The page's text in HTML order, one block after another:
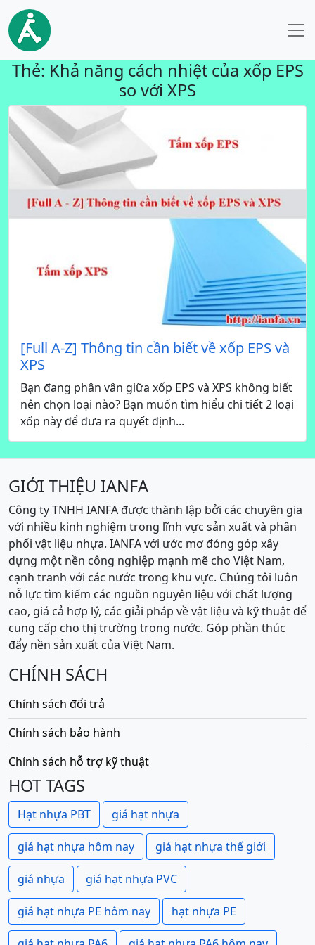
Thẻ: Khả năng cách nhiệt của xốp EPS
so với XPS
[Full A-Z] Thông tin cần biết về xốp EPS và
XPS
Bạn đang phân vân giữa xốp EPS và XPS không biết
nên chọn loại nào? Bạn muốn tìm hiểu chi tiết 2 loại
xốp này để đưa ra quyết định...
GIỚI THIỆU IANFA
Công ty TNHH IANFA được thành lập bởi các chuyên gia
với nhiều kinh nghiệm trong lĩnh vực sản xuất và phân
phối vật liệu nhựa. IANFA với ước mơ đóng góp xây
dựng một nền công nghiệp mạnh mẽ cho Việt Nam,
cạnh tranh với các nước trong khu vực. Chúng tôi luôn
nỗ lực tìm kiếm các nguồn nguyên liệu với chất lượng
cao, giá cả hợp lý, các giải pháp về vật liệu và kỹ thuật để
cung cấp cho thị trường trong nước. Góp phần thúc
đẩy nền sản xuất của Việt Nam.
CHÍNH SÁCH
Chính sách đổi trả
Chính sách bảo hành
Chính sách hỗ trợ kỹ thuật
HOT TAGS
Hạt nhựa PBT giá hạt nhựa
giá hạt nhựa hôm nay giá hạt nhựa thế giới
giá nhựa giá hạt nhựa PVC
giá hạt nhựa PE hôm nay hạt nhựa PE